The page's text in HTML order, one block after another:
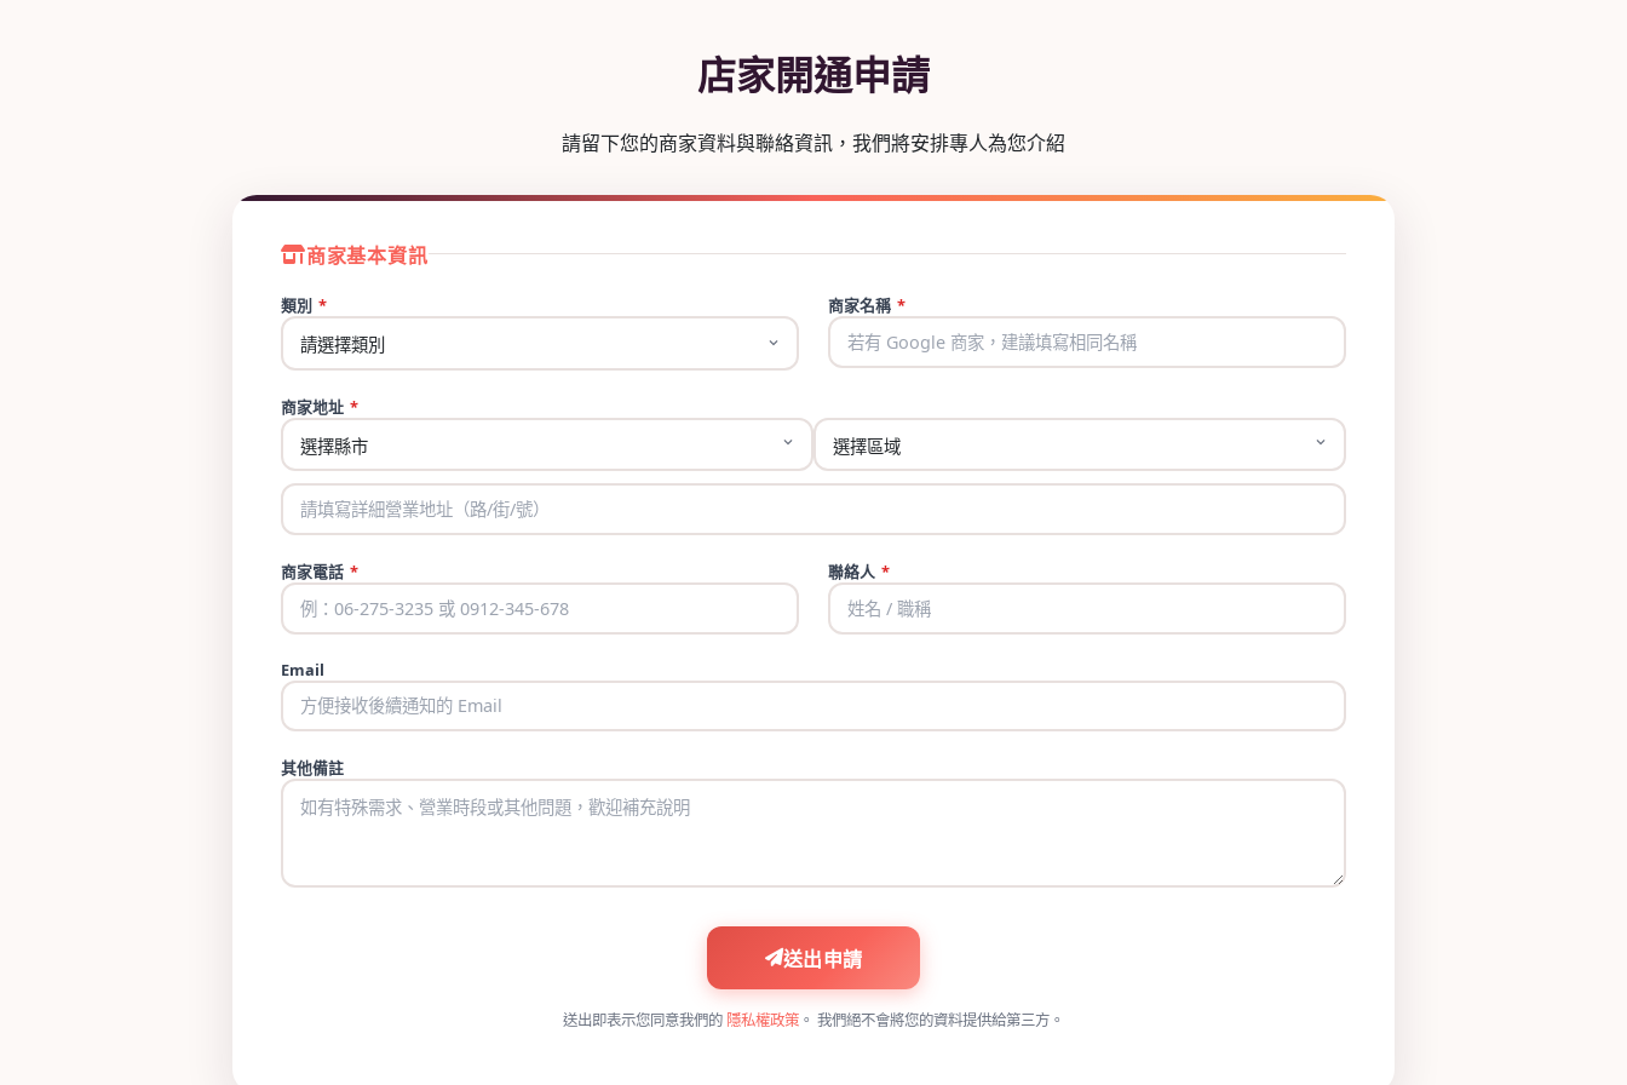
店家開通申請
請留下您的商家資料與聯絡資訊，我們將安排專人為您介紹
商家基本資訊
類別 * 商家名稱 *
商家地址 *
商家電話 * 聯絡人 *
Email
其他備註
送出申請
送出即表示您同意我們的 隱私權政策 。 我們絕不會將您的資料提供給第三方。